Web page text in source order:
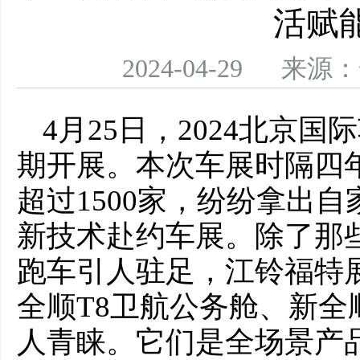
活赋
2024-04-29 来源
4月25日，2024北京国
期开展。本次车展时隔四
超过1500家，纷纷拿出自
新技术赴约车展。除了那
跑车引人驻足，江铃福特
全顺T8卫航公务舱、新
人青睐。它们是全场景